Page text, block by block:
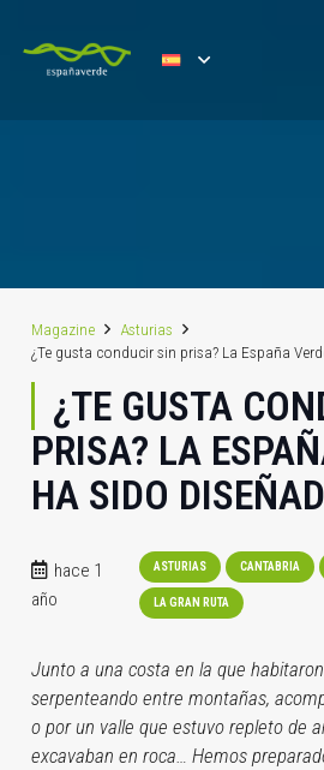
Magazine
Asturias
¿Te gusta conducir sin prisa? La España
¿TE GUSTA
PRISA? LA
HA SIDO
hace 1
año
ASTURIAS CANTABRIA
LA GRAN RUTA
Junto a una costa en la que
serpenteando entre montañas,
o por un valle que estuvo repleto de
excavaban en roca… Hemos